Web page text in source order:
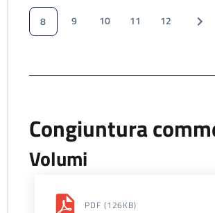
8
9 10 11 12
Congiuntura
Volumi
PDF (126KB)